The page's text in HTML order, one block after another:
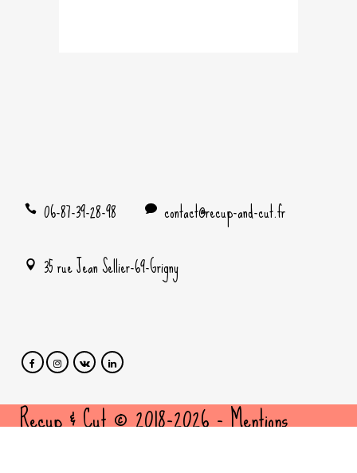
06-87-39-28-98
contact@recup-and-cut.fr
35 rue Jean Sellier-69-Grigny
Recup & Cut © 2018-2026 -Mentions